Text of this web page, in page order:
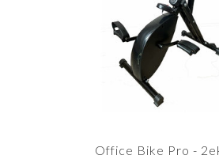
Office Bike Pro -